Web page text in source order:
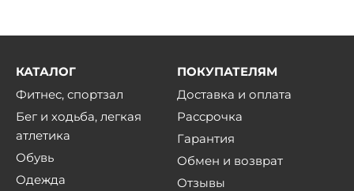
КАТАЛОГ
Фитнес, спортзал
Бег и ходьба, легкая
атлетика
Обувь
Одежда
ПОКУПАТЕЛЯМ
Доставка и оплата
Рассрочка
Гарантия
Обмен и возврат
Отзывы